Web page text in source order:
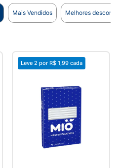
Mais Vendidos Melhores
Leve 2 por R$ 1,99 cada